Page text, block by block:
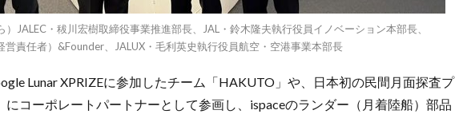
JALEC・秡川宏樹取締役事業推進部長、JAL・鈴木隆夫執行役員イノベーション本部長、
営責任者）&Founder、JALUX・毛利英史執行役員航空・空港事業本部長
Lunar XPRIZEに参加したチーム「HAKUTO」や、日本初の民間月面探査プ
にコーポレートパートナーとして参画し、ispaceのランダー（月着陸船）部品